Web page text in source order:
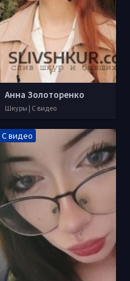
Анна Золоторенко
Шкуры | С видео
С видео